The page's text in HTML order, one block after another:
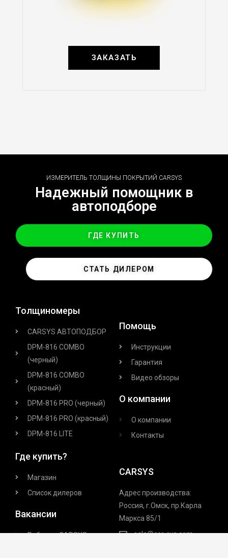
ЗАКАЗАТЬ
ИЗМЕРИТЕЛЬ ТОЛЩИНЫ ПОКРЫТИЙ CARSYS
Надежный помощник в
автоподборе
ГДЕ КУПИТЬ
СТАТЬ ДИЛЕРОМ
Толщиномеры
CARSYS АВТОПОДБОР
DPM-816 COMBO
(черный)
DPM-816 COMBO
(красный)
DPM-816 PRO (черный)
DPM-816 PRO (красный)
DPM-816 LITE
Помощь
Инструкции
Гарантия
Видео обзоры
О компании
О компании
Контакты
Где купить?
Магазин
Список дилеров
Вакансии
Работа в CARSYS
CARSYS
Адрес производства:
Россия, г.Омск, пр.Карла
Маркса 85/1
sale@car-sys.com